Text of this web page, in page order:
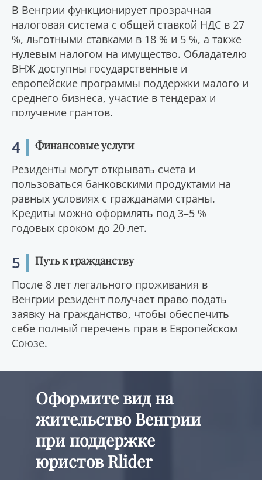
В Венгрии функционирует прозрачная
налоговая система с общей ставкой НДС в 27
%, льготными ставками в 18 % и 5 %, а также
нулевым налогом на имущество. Обладателю
ВНЖ доступны государственные и
европейские программы поддержки малого и
среднего бизнеса, участие в тендерах и
получение грантов.
4
Финансовые услуги
Резиденты могут открывать счета и
пользоваться банковскими продуктами на
равных условиях с гражданами страны.
Кредиты можно оформлять под 3–5 %
годовых сроком до 20 лет.
5
Путь к гражданству
После 8 лет легального проживания в
Венгрии резидент получает право подать
заявку на гражданство, чтобы обеспечить
себе полный перечень прав в Европейском
Союзе.
Оформите вид на
жительство Венгрии
при поддержке
юристов Rlider